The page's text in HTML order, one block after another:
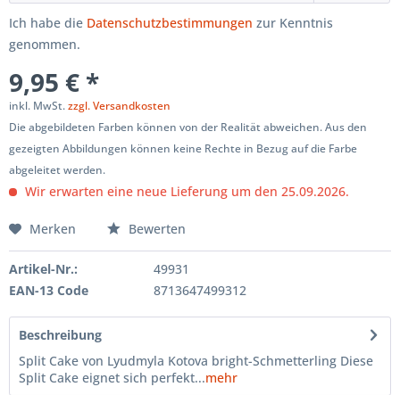
Ich habe die Datenschutzbestimmungen zur Kenntnis
genommen.
9,95 € *
inkl. MwSt.zzgl. Versandkosten
Die abgebildeten Farben können von der Realität abweichen. Aus den
gezeigten Abbildungen können keine Rechte in Bezug auf die Farbe
abgeleitet werden.
Wir erwarten eine neue Lieferung um den 25.09.2026.
Merken Bewerten
Artikel-Nr.:
49931
EAN-13 Code
8713647499312
Beschreibung
Split Cake von Lyudmyla Kotova bright-Schmetterling Diese
Split Cake eignet sich perfekt...mehr